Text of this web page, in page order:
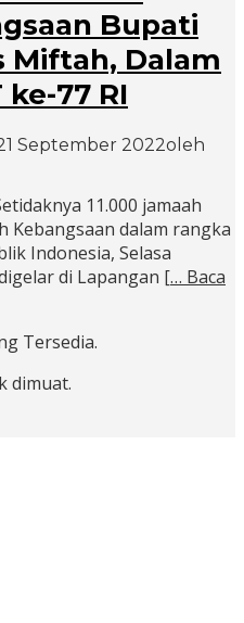
Bupati
Miftah, Dalam
77 RI
1 September 2022oleh
11.000 jamaah
Kebangsaan dalam rangka
Indonesia, Selasa
di Lapangan [… Baca
Tersedia.
dimuat.